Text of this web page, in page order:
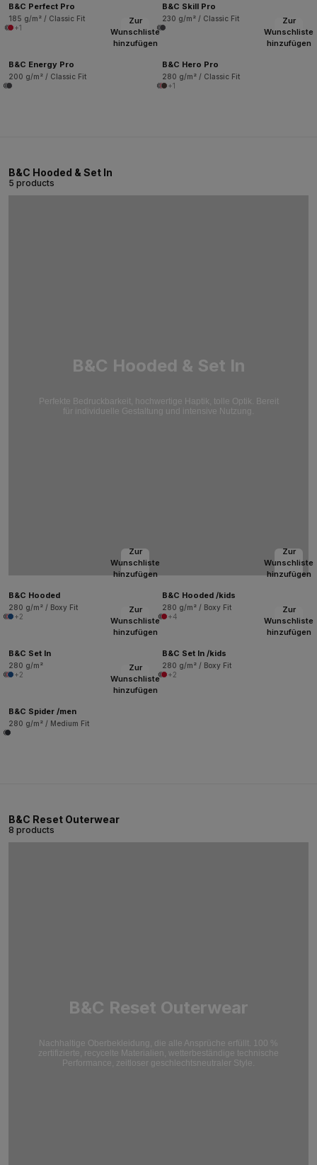
B&C Perfect Pro
185 g/m² / Classic Fit
+1
B&C Skill Pro
230 g/m² / Classic Fit
Zur
Wunschliste
hinzufügen
B&C Energy Pro
200 g/m² / Classic Fit
Zur
Wunschliste
hinzufügen
B&C Hero Pro
280 g/m² / Classic Fit
+1
B&C Hooded & Set In
5 products
B&C Hooded & Set In
Perfekte Bedruckbarkeit, hochwertige Haptik, tolle Optik. Bereit
für individuelle Gestaltung und intensive Nutzung.
Zur
Wunschliste
hinzufügen
B&C Hooded
280 g/m² / Boxy Fit
+2
Zur
Wunschliste
hinzufügen
B&C Hooded /kids
280 g/m² / Boxy Fit
+4
Zur
Wunschliste
hinzufügen
B&C Set In
280 g/m²
+2
Zur
Wunschliste
hinzufügen
B&C Set In /kids
280 g/m² / Boxy Fit
+2
Zur
Wunschliste
hinzufügen
B&C Spider /men
280 g/m² / Medium Fit
B&C Reset Outerwear
8 products
B&C Reset Outerwear
Nachhaltige Oberbekleidung, die alle Ansprüche erfüllt. 100 %
zertifizierte, recycelte Materialien, wetterbeständige technische
Performance, zeitloser geschlechtsneutraler Style.